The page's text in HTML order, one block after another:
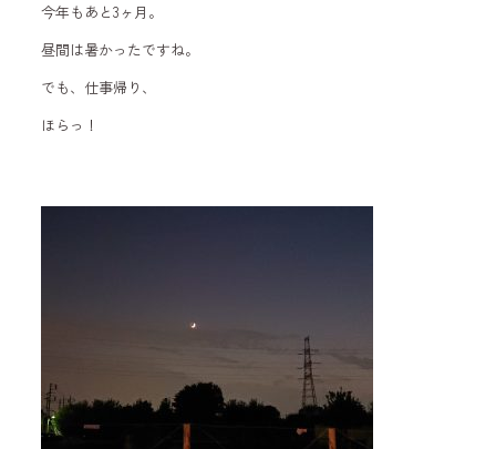
今年もあと3ヶ月。
昼間は暑かったですね。
でも、仕事帰り、
ほらっ！